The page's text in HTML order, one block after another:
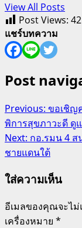
View All Posts
Post Views:
แชร์บทความ
Post
Previous: ขอเชิญ
พิการสุขภาวะดี ดู
Next: กอ.รมน 4 ส
ชายแดนใต้
ใส่ความเห็น
อีเมลของคุณจะไ
เครื่องหมาย *